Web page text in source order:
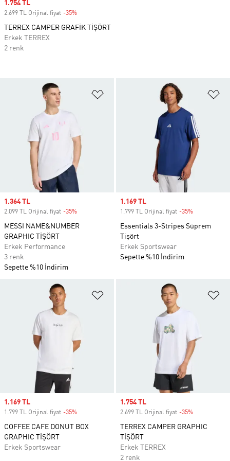
Favori Listesine Ekle
Sale price
1.364 TL
2.099 TL Orijinal fiyat -35%
MESSI NAME&NUMBER
GRAPHIC TİŞÖRT
Erkek Performance
3 renk
Sepette %10 İndirim
Sale price
1.169 TL
1.799 TL Orijinal fiyat -35%
Essentials 3-Stripes Süprem
Tişört
Erkek Sportswear
Sepette %10 İndirim
Favori Listesine Ekle
Sale price
1.169 TL
1.799 TL Orijinal fiyat -35%
COFFEE CAFE DONUT BOX
GRAPHIC TİŞÖRT
Erkek Sportswear
Sale price
1.754 TL
2.699 TL Orijinal fiyat -35%
TERREX CAMPER GRAPHIC
TİŞÖRT
Erkek TERREX
2 renk
Sale price
1.754 TL
2.699 TL Orijinal fiyat -35%
TERREX CAMPER GRAFİK TİŞÖRT
Erkek TERREX
2 renk